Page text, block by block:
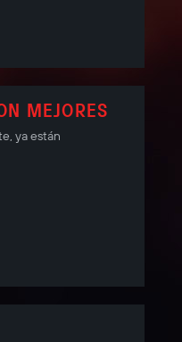
MEJORES
ya están